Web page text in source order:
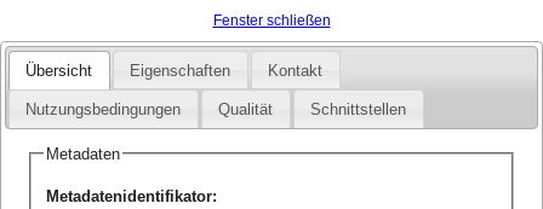
Fenster schließen
Übersicht Eigenschaften Kontakt
Nutzungsbedingungen Qualität Schnittstellen
Metadaten
Metadatenidentifikator: